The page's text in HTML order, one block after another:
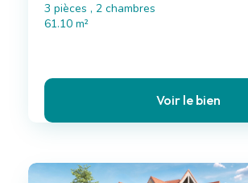
3 pièces , 2 chambres
61.10 m²
Voir le bien